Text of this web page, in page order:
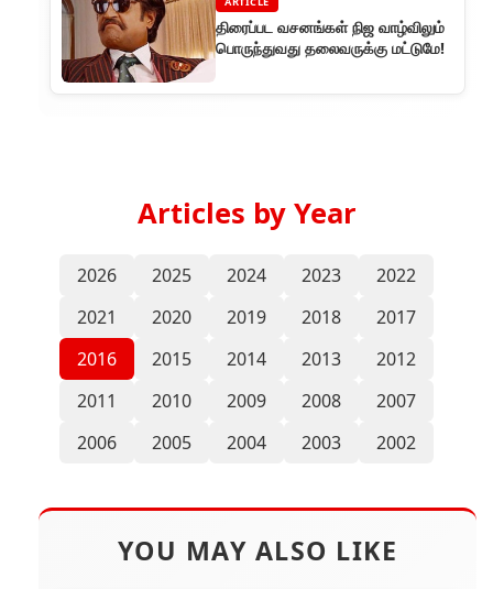
திரைப்பட வசனங்கள் நிஜ வாழ்விலும்
பொருந்துவது தலைவருக்கு மட்டுமே!
Articles by Year
2026 2025 2024 2023
2022
2021
2020 2019 2018
2017
2016
2015 2014 2013
2012
2011
2010 2009 2008
2007
2006
2005 2004 2003 2002
YOU MAY ALSO LIKE